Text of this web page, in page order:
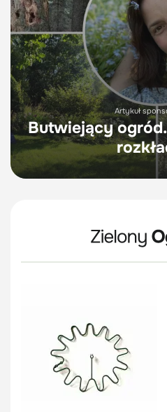
Artykuł
Butwiejący